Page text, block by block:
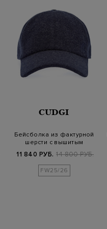
CUDGI
Бейсболка из фактурной
шерсти с вышитым
11 840 РУБ. 14 800 РУБ.
FW25/26